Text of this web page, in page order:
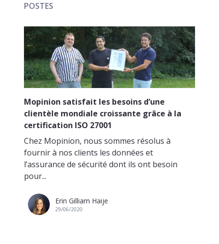
POSTES
Mopinion satisfait les besoins d’une
clientèle mondiale croissante grâce à la
certification ISO 27001
Chez Mopinion, nous sommes résolus à
fournir à nos clients les données et
l’assurance de sécurité dont ils ont besoin
pour...
Erin Gilliam Haije
29/06/2020